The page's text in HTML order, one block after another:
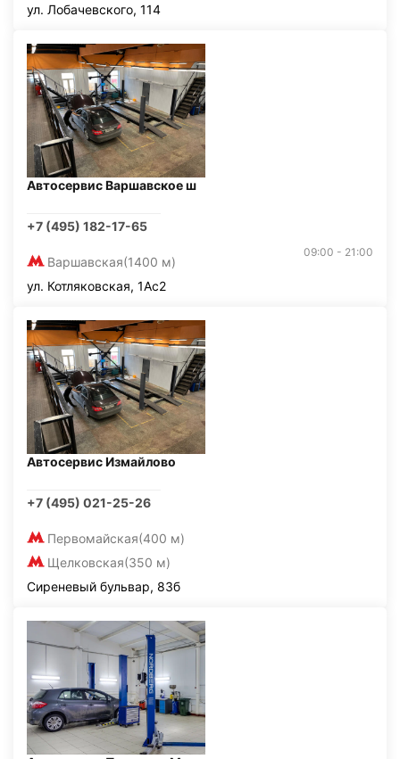
ул. Лобачевского, 114
Автосервис Варшавское ш
+7 (495) 182-17-65
Варшавская(1400 м)
09:00 - 21:00
ул. Котляковская, 1Ас2
Автосервис Измайлово
+7 (495) 021-25-26
Первомайская(400 м)
Щелковская(350 м)
Сиреневый бульвар, 83б